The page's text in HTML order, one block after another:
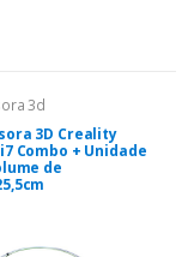
3d
3D Creality
Combo + Unidade
de